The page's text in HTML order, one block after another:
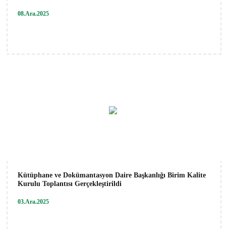
08.Ara.2025
Kütüphane ve Dokümantasyon Daire Başkanlığı Birim Kalite
Kurulu Toplantısı Gerçekleştirildi
03.Ara.2025